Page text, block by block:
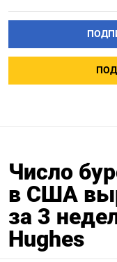
Число
в США
за 3
Hughes